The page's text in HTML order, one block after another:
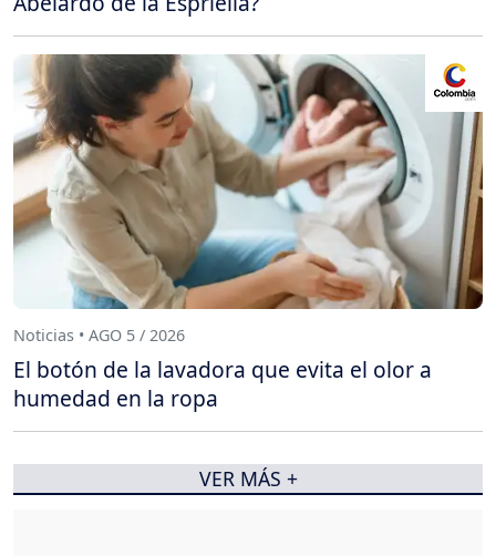
Noticias • AGO 5 / 2026
El botón de la lavadora que evita el olor a
humedad en la ropa
VER MÁS +